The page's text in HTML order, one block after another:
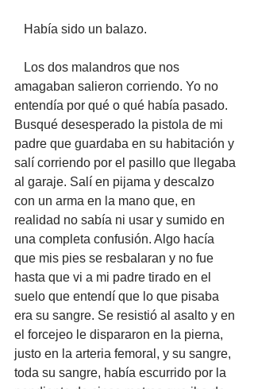
   Había sido un balazo.
amagaban salieron corriendo. Yo no
entendía por qué o qué había pasado.
Busqué desesperado la pistola de mi
padre que guardaba en su habitación y
salí corriendo por el pasillo que llegaba
al garaje. Salí en pijama y descalzo
con un arma en la mano que, en
realidad no sabía ni usar y sumido en
una completa confusión. Algo hacía
que mis pies se resbalaran y no fue
hasta que vi a mi padre tirado en el
suelo que entendí que lo que pisaba
era su sangre. Se resistió al asalto y en
el forcejeo le dispararon en la pierna,
justo en la arteria femoral, y su sangre,
toda su sangre, había escurrido por la